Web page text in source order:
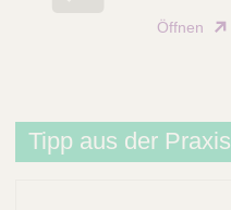
u
m
Öffnen
Tipp aus der Praxis